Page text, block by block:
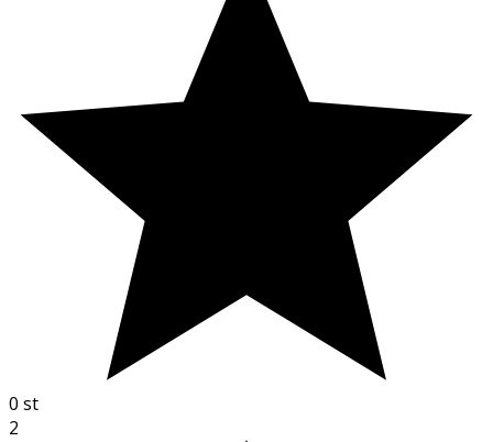
0 st
2